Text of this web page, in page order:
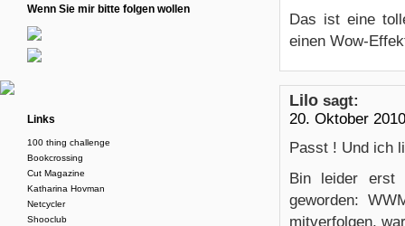
Das ist eine
einen Wow-
Lilo sagt:
20. Oktober
Passt ! Und ich
Bin leider erst
geworden:
mitverfolgen,
Wenn Sie mir bitte folgen wollen
Links
100 thing challenge
Bookcrossing
Cut Magazine
Katharina Hovman
Netcycler
Shooclub